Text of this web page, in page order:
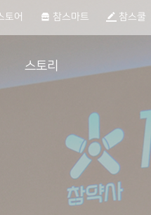
스토리
언론 속 참약사
토어 참스마트 참스쿨